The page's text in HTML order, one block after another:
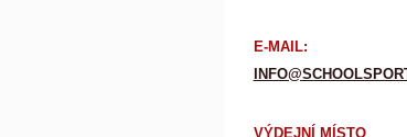
E-MAIL:
VÝDEJNÍ MÍSTO